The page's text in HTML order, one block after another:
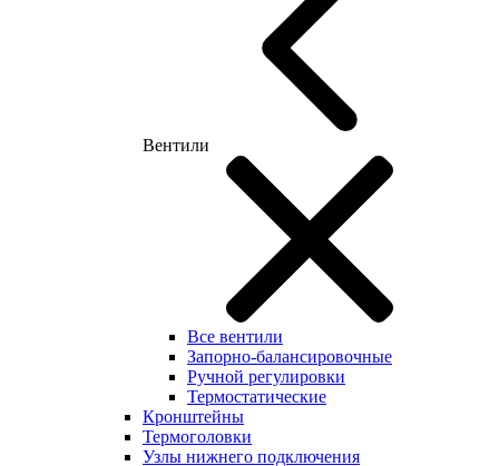
Вентили
Все вентили
Запорно-балансировочные
Ручной регулировки
Термостатические
Кронштейны
Термоголовки
Узлы нижнего подключения